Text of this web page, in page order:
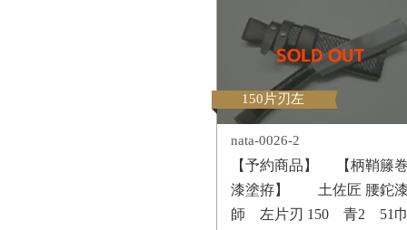
150片刃左
nata-0026-2
【予約商品】 【柄鞘籐
漆塗拵】 土佐匠 腰鉈
師 左片刃 150 青2 51